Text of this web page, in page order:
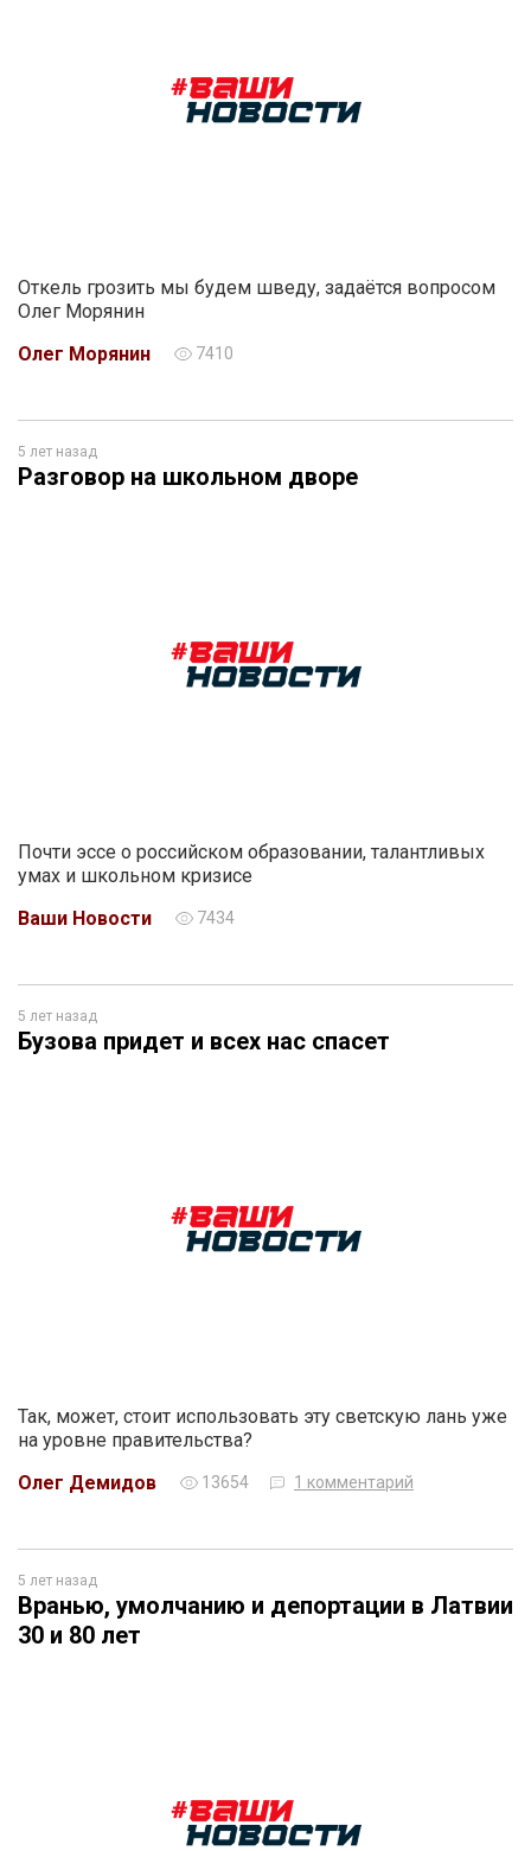
Откель грозить мы будем шведу, задаётся вопросом
Олег Морянин
Олег Морянин
7410
5 лет назад
Разговор на школьном дворе
Почти эссе о российском образовании, талантливых
умах и школьном кризисе
Ваши Новости
7434
5 лет назад
Бузова придет и всех нас спасет
Так, может, стоит использовать эту светскую лань уже
на уровне правительства?
Олег Демидов
13654 1 комментарий
5 лет назад
Вранью, умолчанию и депортации в Латвии
30 и 80 лет